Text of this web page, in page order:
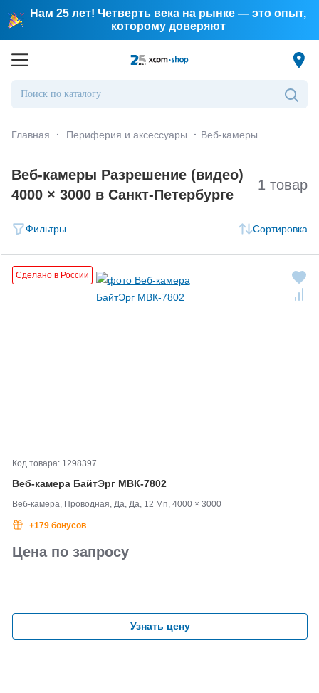
Нам 25 лет! Четверть века на рынке — это опыт,
которому доверяют
Главная · Периферия и аксессуары · Веб-камеры
Веб-камеры Разрешение (видео)
4000 × 3000 в Санкт-Петербургe
1 товар
Фильтры Сортировка
Сделано в России
Код товара: 1298397
Веб-камера БайтЭрг МВК-7802
Веб-камера, Проводная, Да, Да, 12 Мп, 4000 × 3000
+179 бонусов
Цена по запросу
Узнать цену